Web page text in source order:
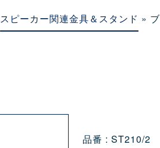
スピーカー関連金具＆スタンド »
品番 : ST210/2